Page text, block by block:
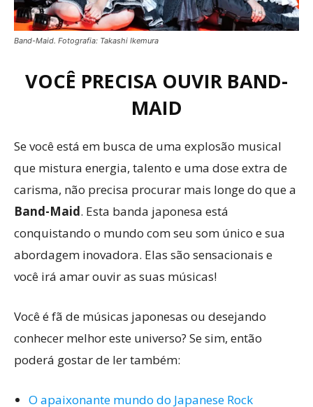
Band-Maid. Fotografia: Takashi Ikemura
VOCÊ PRECISA OUVIR BAND-
MAID
Se você está em busca de uma explosão musical
que mistura energia, talento e uma dose extra de
carisma, não precisa procurar mais longe do que a
Band-Maid. Esta banda japonesa está
conquistando o mundo com seu som único e sua
abordagem inovadora. Elas são sensacionais e
você irá amar ouvir as suas músicas!
Você é fã de músicas japonesas ou desejando
conhecer melhor este universo? Se sim, então
poderá gostar de ler também:
O apaixonante mundo do Japanese Rock